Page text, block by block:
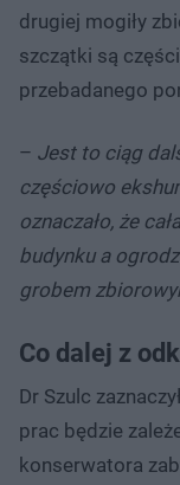
drugiej mogiły
szczątki są
przebadanego
– Jest to ciąg
częściowo
oznaczało, że
budynku a
grobem
Co dalej z
Dr Szulc
prac będzie
konserwatora